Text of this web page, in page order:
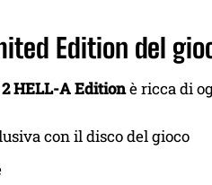
Edition del
HELL-A Editionè ricca di
con il disco del gioco